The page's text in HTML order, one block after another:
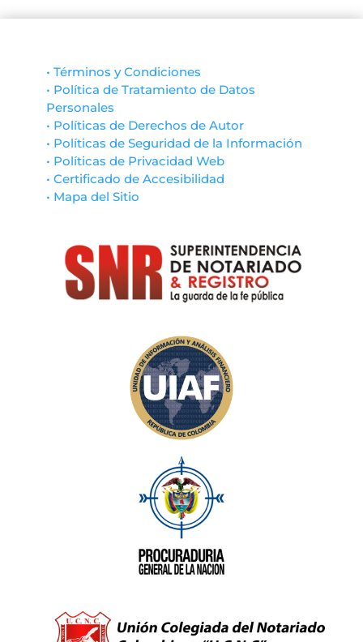
• Términos y Condiciones
• Política de Tratamiento de Datos
Personales
• Políticas de Derechos de Autor
• Políticas de Seguridad de la Información
• Políticas de Privacidad Web
• Certificado de Accesibilidad
• Mapa del Sitio